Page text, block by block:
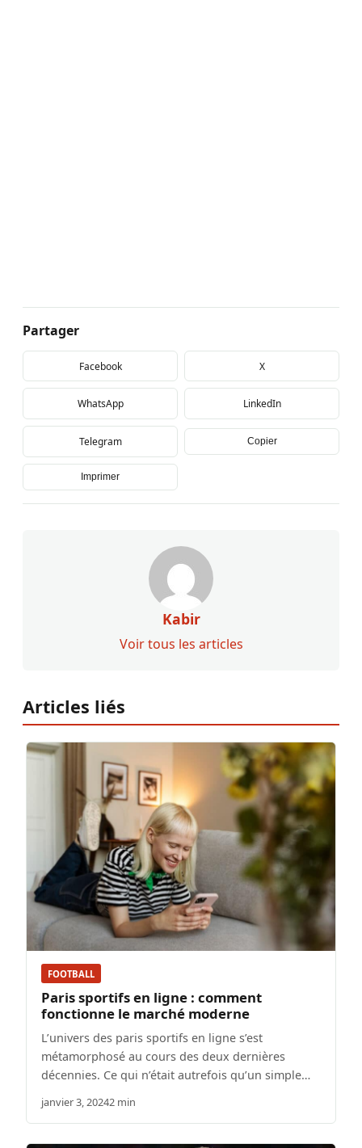
Partager
Facebook X
WhatsApp LinkedIn
Telegram Copier
Imprimer
Kabir
Voir tous les articles
Articles liés
FOOTBALL
Paris sportifs en ligne : comment
fonctionne le marché moderne
L’univers des paris sportifs en ligne s’est
métamorphosé au cours des deux dernières
décennies. Ce qui n’était autrefois qu’un simple…
janvier 3, 20242 min